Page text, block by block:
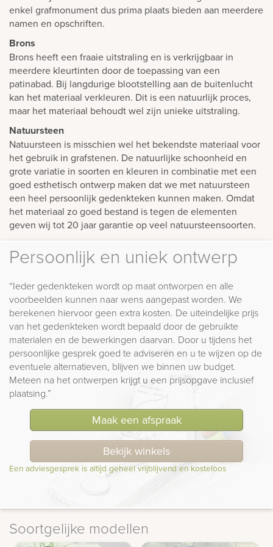
enkel grafmonument dus prima plaats bieden aan meerdere
namen en opschriften.
Brons
Brons heeft een fraaie uitstraling en is verkrijgbaar in
meerdere kleurtinten door de toepassing van een
patinabad. Bij langdurige blootstelling aan de buitenlucht
kan het materiaal verkleuren. Dit is een natuurlijk proces,
maar het materiaal behoudt wel zijn unieke uitstraling.
Natuursteen
Natuursteen is misschien wel het bekendste materiaal voor
het gebruik in grafstenen. De natuurlijke schoonheid en
grote variatie in soorten en kleuren in combinatie met een
goed esthetisch ontwerp maken dat we met natuursteen
een heel persoonlijk gedenkteken kunnen maken. Omdat
het materiaal zo goed bestand is tegen de elementen
geven wij tot 20 jaar garantie op veel natuursteensoorten.
Persoonlijk en uniek ontwerp
“Ieder gedenkteken wordt op maat ontworpen en alle
voorbeelden kunnen naar wens aangepast worden. We
berekenen hiervoor geen extra kosten. De uiteindelijke prijs
van het gedenkteken wordt bepaald door de gebruikte
materialen en de bewerkingen daarvan. Door u tijdens het
persoonlijke gesprek goed te adviseren en u te wijzen op de
eventuele alternatieven, blijven we binnen uw budget.
Meteen na het ontwerpen krijgt u een prijsopgave inclusief
plaatsing.”
Maak een afspraak
Bekijk winkels
Een adviesgesprek is altijd geheel vrijblijvend en kosteloos
Soortgelijke modellen